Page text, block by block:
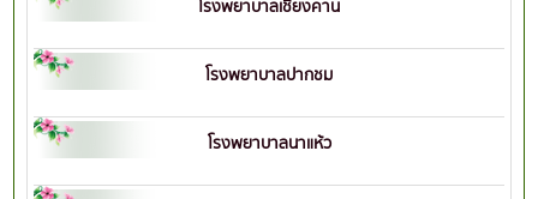
โรงพยาบาลเชียงคาน
โรงพยาบาลปากชม
โรงพยาบาลนาแห้ว